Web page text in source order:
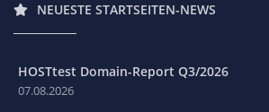
NEUESTE STARTSEITEN-NEWS
HOSTtest Domain-Report Q3/2026
07.08.2026